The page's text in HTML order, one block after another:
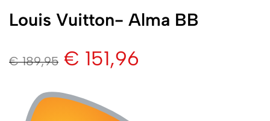
Louis Vuitton- Alma BB
€189,95 € 151,96